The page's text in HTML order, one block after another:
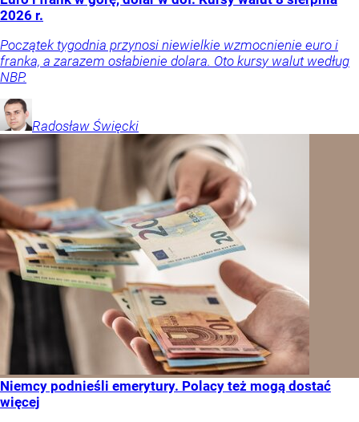
2026 r.
Początek tygodnia przynosi niewielkie wzmocnienie euro i
franka, a zarazem osłabienie dolara. Oto kursy walut według
NBP.
Radosław Święcki
Niemcy podnieśli emerytury. Polacy też mogą dostać
więcej